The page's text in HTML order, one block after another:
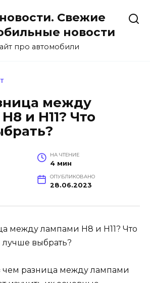
Свежие
новости
про автомобили
между
и Н11? Что
НА ЧТЕНИЕ
4 мин
ОПУБЛИКОВАНО
28.06.2023
чем разница между лампами